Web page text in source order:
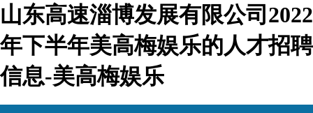
山东高速淄博发展有限公司2022
年下半年美高梅娱乐的人才招聘
信息-美高梅娱乐